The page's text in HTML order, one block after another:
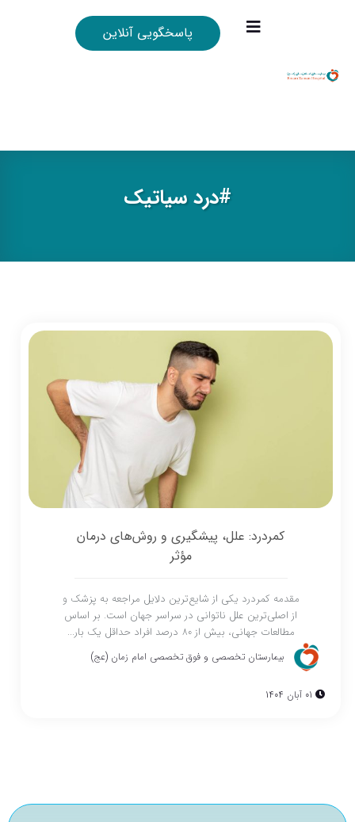
پاسخگویی آنلاین
#درد سیاتیک
کمردرد: علل، پیشگیری و روش‌های درمان
مؤثر
مقدمه کمردرد یکی از شایع‌ترین دلایل مراجعه به پزشک و
از اصلی‌ترین علل ناتوانی در سراسر جهان است. بر اساس
مطالعات جهانی، بیش از ۸۰ درصد افراد حداقل یک بار...
بیمارستان تخصصی و فوق تخصصی امام زمان (عج)
01 آبان 1404